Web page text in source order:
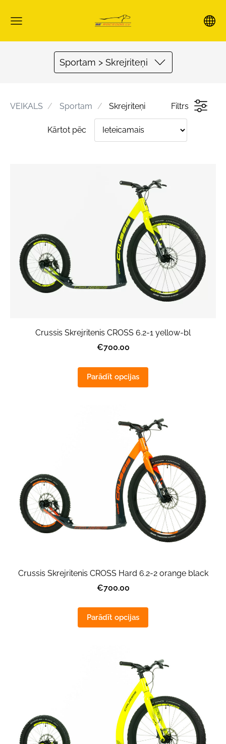
Sportam > Skrejriteņi
VEIKALS Sportam Skrejriteņi Filtrs
Kārtot pēc
Crussis Skrejritenis CROSS 6.2-1 yellow-bl
€700.00
Parādīt opcijas
Crussis Skrejritenis CROSS Hard 6.2-2 orange black
€700.00
Parādīt opcijas